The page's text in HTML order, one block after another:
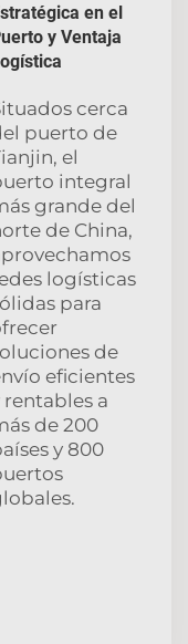
en el
y Ventaja
cerca
puerto de
el
integral
grande del
de China,
logísticas
para
de
eficientes
rentables a
de 200
y 800